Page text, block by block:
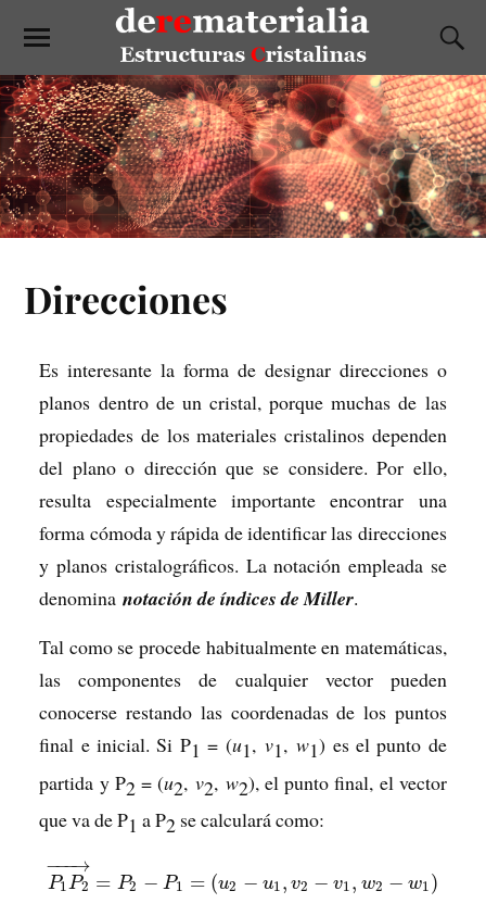
Direcciones
Es interesante la forma de designar direcciones o
planos dentro de un cristal, porque muchas de las
propiedades de los materiales cristalinos dependen
del plano o dirección que se considere. Por ello,
resulta especialmente importante encontrar una
forma cómoda y rápida de identificar las direcciones
y planos cristalográficos. La notación empleada se
denominanotación de índices de Miller.
Tal como se procede habitualmente en matemáticas,
las componentes de cualquier vector pueden
conocerse restando las coordenadas de los puntos
final e inicial. Si P1 = (u1, v1,w1) es el punto de
partida y P2 = (u2, v2,w2), el punto final, el vector
que va de P1 a P2 se calculará como:
P1P2
− →
−−
= P2 − P1 = (u2 − u1, v2 − v1, w2 − w1)